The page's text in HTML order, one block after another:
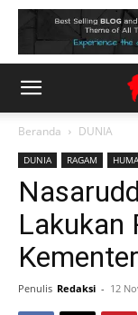
Beranda DUNIA
DUNIA RAGAM
Lakukan
Penulis Redaksi - 12